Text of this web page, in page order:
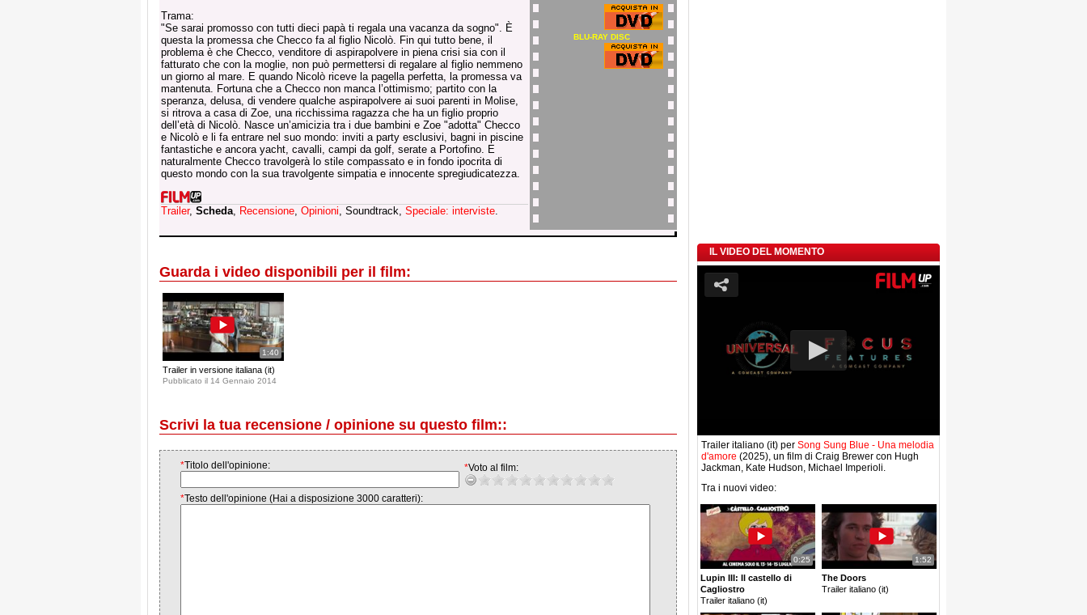
Trama:
"Se sarai promosso con tutti dieci papà ti regala una vacanza da sogno". È
questa la promessa che Checco fa al figlio Nicolò. Fin qui tutto bene, il
problema è che Checco, venditore di aspirapolvere in piena crisi sia con il
fatturato che con la moglie, non può permettersi di regalare al figlio nemmeno
un giorno al mare. E quando Nicolò riceve la pagella perfetta, la promessa va
mantenuta. Fortuna che a Checco non manca l’ottimismo; partito con la
speranza, delusa, di vendere qualche aspirapolvere ai suoi parenti in Molise,
si ritrova a casa di Zoe, una ricchissima ragazza che ha un figlio proprio
dell’età di Nicolò. Nasce un’amicizia tra i due bambini e Zoe "adotta" Checco
e Nicolò e li fa entrare nel suo mondo: inviti a party esclusivi, bagni in piscine
fantastiche e ancora yacht, cavalli, campi da golf, serate a Portofino. E
naturalmente Checco travolgerà lo stile compassato e in fondo ipocrita di
questo mondo con la sua travolgente simpatia e innocente spregiudicatezza.
Trailer, Scheda, Recensione, Opinioni, Soundtrack, Speciale: interviste.
BLU-RAY DISC
Guarda i video disponibili per il film:
1:40
Trailer in versione italiana (it)
Pubblicato il 14 Gennaio 2014
Scrivi la tua recensione / opinione su questo film::
*Titolo dell'opinione: *Voto al film:
*Testo dell'opinione (Hai a disposizione 3000 caratteri):
IL VIDEO DEL MOMENTO
Trailer italiano (it) per Song Sung Blue - Una melodia
d'amore (2025), un film di Craig Brewer con Hugh
Jackman, Kate Hudson, Michael Imperioli.
Tra i nuovi video:
0:25
Lupin III: Il castello di
Cagliostro
Trailer italiano (it)
1:52
The Doors
Trailer italiano (it)